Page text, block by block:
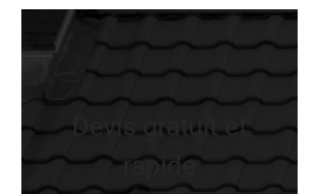
Devis gratuit et
rapide